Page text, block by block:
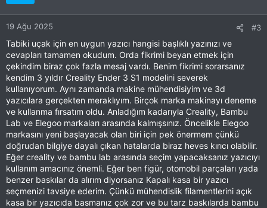
19 Ağu 2025 #3
Tabiki uçak için en uygun yazıcı hangisi başlıklı yazınızı ve
cevapları tamamen okudum. Orda fikrimi beyan etmek için
çekindim biraz çok fazla mesaj vardı. Benim fikrimi sorarsanız
kendim 3 yıldır Creality Ender 3 S1 modelini severek
kullanıyorum. Aynı zamanda makine mühendisiyim ve 3d
yazıcılara gerçekten meraklıyım. Birçok marka makinayı deneme
ve kullanma fırsatım oldu. Anladığım kadarıyla Creality, Bambu
Lab ve Elegoo markaları arasında kalmışsınız. Öncelikle Elegoo
markasını yeni başlayacak olan biri için pek önermem çünkü
doğrudan bilgiye dayalı çıkan hatalarda biraz heves kırıcı olabilir.
Eğer creality ve bambu lab arasında seçim yapacaksanız yazıcıyı
kullanım amacınız önemli. Eğer ben figür, otomobil parçaları yada
benzer baskılar da alırım diyorsanız Kapalı kasa bir yazıcı
seçmenizi tavsiye ederim. Çünkü mühendislik filamentlerini açık
kasa bir yazıcıda basmanız çok zor ve bu tarz baskılarda bambu